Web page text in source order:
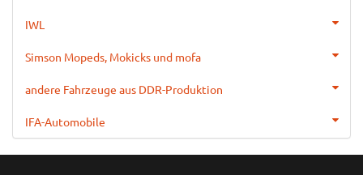
IWL
Simson Mopeds, Mokicks und mofa
andere Fahrzeuge aus DDR-Produktion
IFA-Automobile